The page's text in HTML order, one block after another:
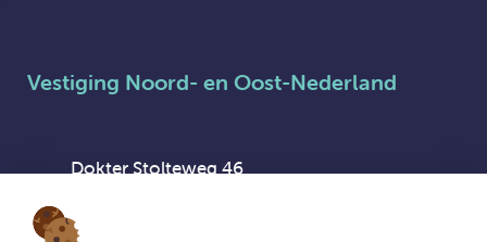
Vestiging Noord- en Oost-Nederland
Dokter Stolteweg 46